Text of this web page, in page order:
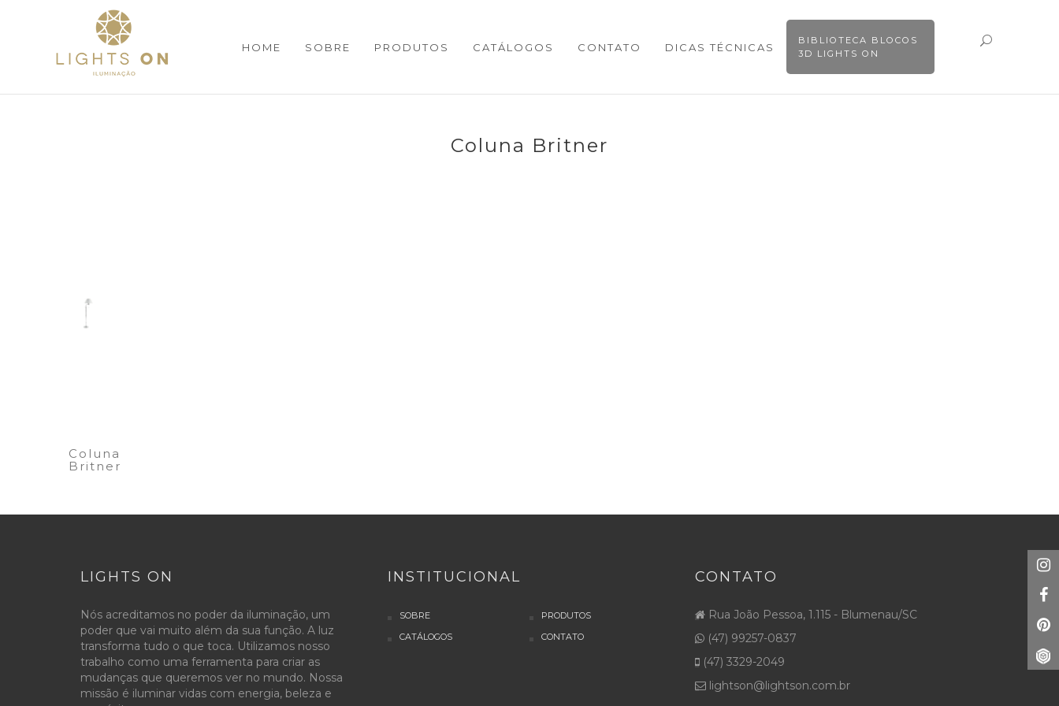
HOME SOBRE PRODUTOS CATÁLOGOS CONTATO DICAS TÉCNICAS
BIBLIOTECA BLOCOS
3D LIGHTS ON
Coluna Britner
Coluna
Britner
LIGHTS ON
Nós acreditamos no poder da iluminação, um
poder que vai muito além da sua função. A luz
transforma tudo o que toca. Utilizamos nosso
trabalho como uma ferramenta para criar as
mudanças que queremos ver no mundo. Nossa
missão é iluminar vidas com energia, beleza e
INSTITUCIONAL
SOBRE
PRODUTOS
CATÁLOGOS
CONTATO
CONTATO
Rua João Pessoa, 1.115 - Blumenau/SC
(47) 99257-0837
(47) 3329-2049
lightson@lightson.com.br